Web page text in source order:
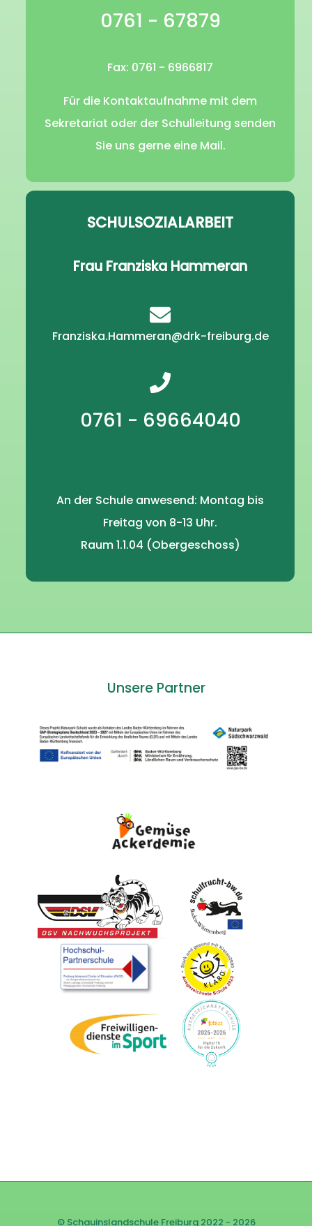
0761 - 67879
Fax: 0761 - 6966817
Für die Kontaktaufnahme mit dem
Sekretariat oder der Schulleitung senden
Sie uns gerne eine Mail.
SCHULSOZIALARBEIT
Frau Franziska Hammeran
Franziska.Hammeran@drk-freiburg.de
0761 - 69664040
An der Schule anwesend: Montag bis
Freitag von 8-13 Uhr.
Raum 1.1.04 (Obergeschoss)
Unsere Partner
© Schauinslandschule Freiburg 2022 - 2026